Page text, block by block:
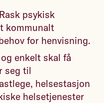
psykisk
kommunalt
for henvisning.
enkelt skal få
seg til
helsestasjon
helsetjenester